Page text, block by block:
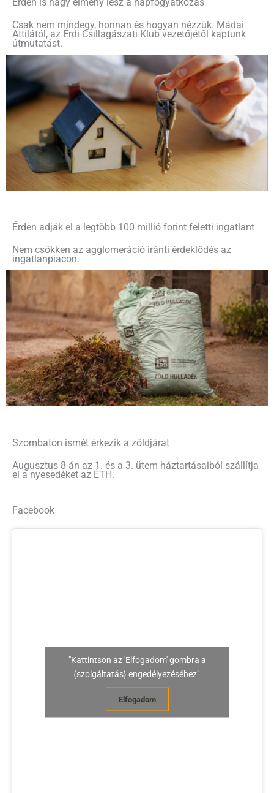
Érden is nagy élmény lesz a napfogyatkozás
Csak nem mindegy, honnan és hogyan nézzük. Mádai
Attilától, az Érdi Csillagászati Klub vezetőjétől kaptunk
útmutatást.
Érden adják el a legtöbb 100 millió forint feletti ingatlant
Nem csökken az agglomeráció iránti érdeklődés az
ingatlanpiacon.
Szombaton ismét érkezik a zöldjárat
Augusztus 8-án az 1. és a 3. ütem háztartásaiból szállítja
el a nyesedéket az ÉTH.
Facebook
"Kattintson az 'Elfogadom' gombra a
{szolgáltatás} engedélyezéséhez"
Elfogadom